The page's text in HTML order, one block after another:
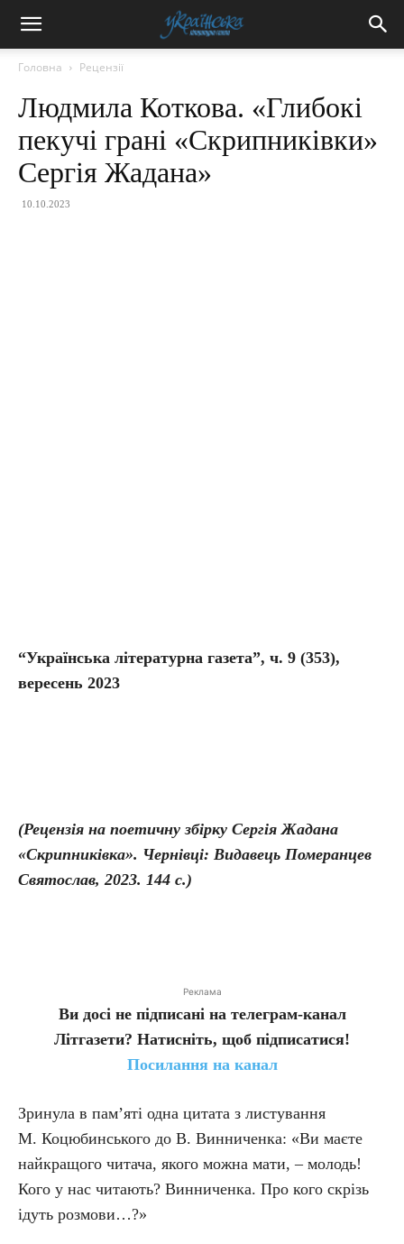
Головна Рецензії
Людмила Коткова. «Глибокі
пекучі грані «Скрипниківки»
Сергія Жадана»
10.10.2023
“Українська літературна газета”, ч. 9 (353),
вересень 2023
(Рецензія на поетичну збірку Сергія Жадана
«Скрипниківка». Чернівці: Видавець Померанцев
Святослав, 2023. 144 с.)
Реклама
Ви досі не підписані на телеграм-канал
Літгазети? Натисніть, щоб підписатися!
Посилання на канал
Зринула в пам’яті одна цитата з листування
М. Коцюбинського до В. Винниченка: «Ви маєте
найкращого читача, якого можна мати, – молодь!
Кого у нас читають? Винниченка. Про кого скрізь
ідуть розмови…?»